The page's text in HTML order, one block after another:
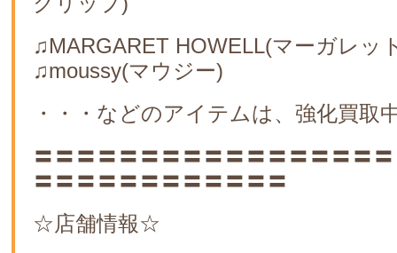
♫MARGARET HOWELL(マーガレ
♫moussy(マウジー)
・・・などのアイテムは、強化買取
〓〓〓〓〓〓〓〓〓〓〓〓〓〓〓〓
〓〓〓〓〓〓〓〓〓〓〓〓
☆店舗情報☆